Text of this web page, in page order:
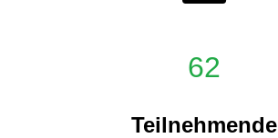
62
Teilnehmende